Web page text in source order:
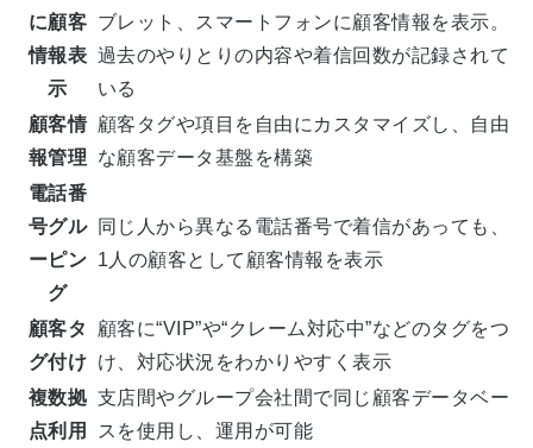
に顧客
情報表
示
ブレット、スマートフォンに顧客情報を表示。
過去のやりとりの内容や着信回数が記録されて
いる
顧客情
報管理
顧客タグや項目を自由にカスタマイズし、自由
な顧客データ基盤を構築
電話番
号グル
ーピン
グ
同じ人から異なる電話番号で着信があっても、
1人の顧客として顧客情報を表示
顧客タ
グ付け
顧客に“VIP”や“クレーム対応中”などのタグをつ
け、対応状況をわかりやすく表示
複数拠
点利用
支店間やグループ会社間で同じ顧客データベー
スを使用し、運用が可能